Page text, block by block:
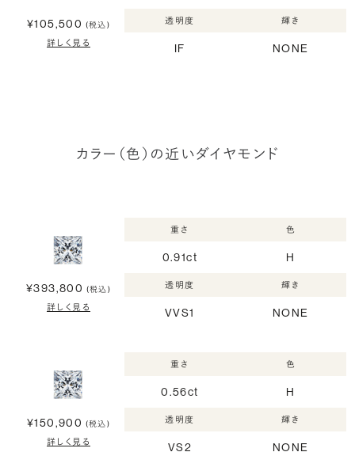
¥105,500 (税込)
詳しく見る
透明度
IF
輝き
NONE
カラー（色）の近いダイヤモンド
¥393,800 (税込)
詳しく見る
重さ
0.91ct
色
H
透明度
VVS1
輝き
NONE
¥150,900 (税込)
詳しく見る
重さ
0.56ct
色
H
透明度
VS2
輝き
NONE